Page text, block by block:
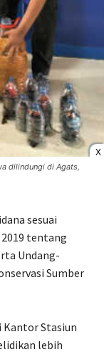
X
dilindungi di Agats,
sesuai
tentang
Undang-
Sumber
Kantor Stasiun
lebih